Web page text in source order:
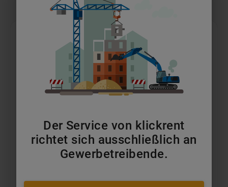
ab 43m Gelenkteleskopbühnen Diesel
pro Tag
Der Service von klickrent
richtet sich ausschließlich an
Gewerbetreibende.